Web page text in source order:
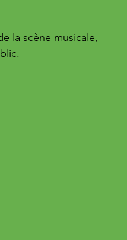
la scène musicale,